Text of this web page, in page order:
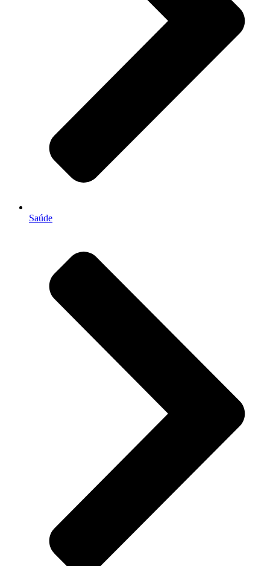
Saúde